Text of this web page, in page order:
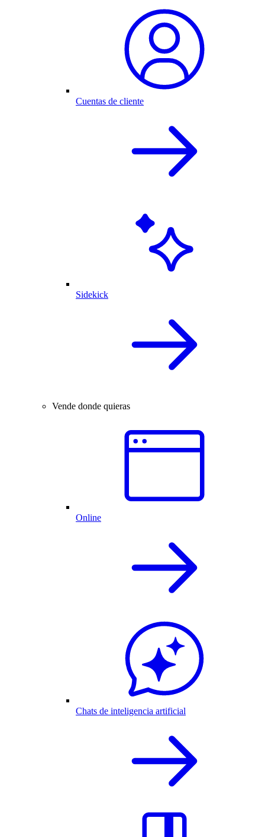
Cuentas de cliente
Sidekick
Vende donde quieras
Online
Chats de inteligencia artificial